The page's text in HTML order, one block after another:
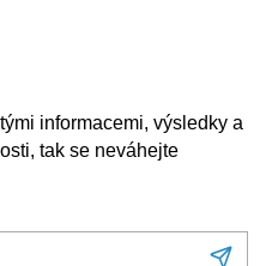
informacemi, výsledky a
tak se neváhejte